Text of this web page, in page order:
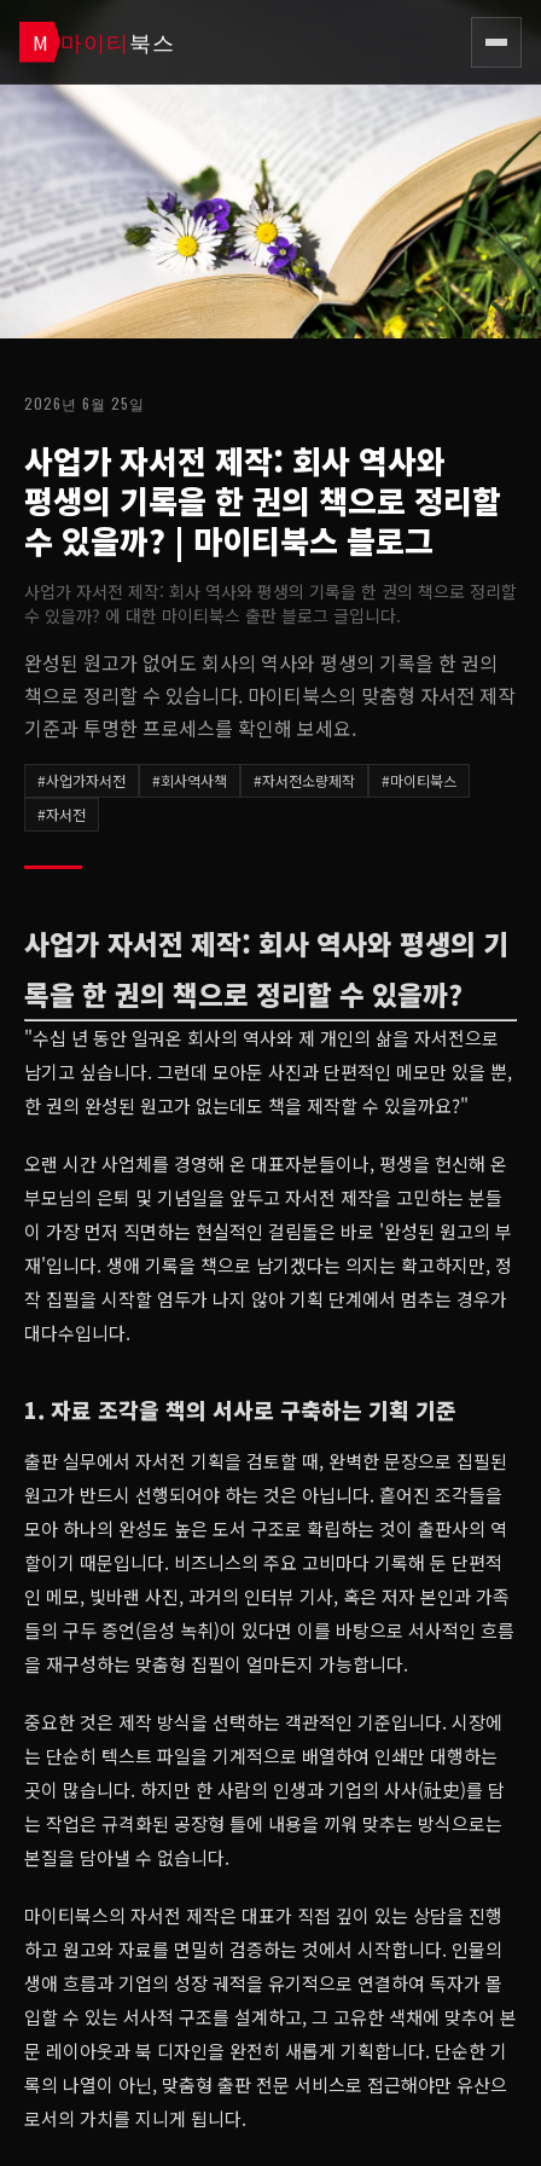
M 마이티북스
2026년 6월 25일
사업가 자서전 제작: 회사 역사와
평생의 기록을 한 권의 책으로 정리할
수 있을까? | 마이티북스 블로그
사업가 자서전 제작: 회사 역사와 평생의 기록을 한 권의 책으로 정리할
수 있을까? 에 대한 마이티북스 출판 블로그 글입니다.
완성된 원고가 없어도 회사의 역사와 평생의 기록을 한 권의
책으로 정리할 수 있습니다. 마이티북스의 맞춤형 자서전 제작
기준과 투명한 프로세스를 확인해 보세요.
#사업가자서전 #회사역사책 #자서전소량제작 #마이티북스
#자서전
사업가 자서전 제작: 회사 역사와 평생의 기
록을 한 권의 책으로 정리할 수 있을까?
"수십 년 동안 일궈온 회사의 역사와 제 개인의 삶을 자서전으로
남기고 싶습니다. 그런데 모아둔 사진과 단편적인 메모만 있을 뿐,
한 권의 완성된 원고가 없는데도 책을 제작할 수 있을까요?"
오랜 시간 사업체를 경영해 온 대표자분들이나, 평생을 헌신해 온
부모님의 은퇴 및 기념일을 앞두고 자서전 제작을 고민하는 분들
이 가장 먼저 직면하는 현실적인 걸림돌은 바로 '완성된 원고의 부
재'입니다. 생애 기록을 책으로 남기겠다는 의지는 확고하지만, 정
작 집필을 시작할 엄두가 나지 않아 기획 단계에서 멈추는 경우가
대다수입니다.
1. 자료 조각을 책의 서사로 구축하는 기획 기준
출판 실무에서 자서전 기획을 검토할 때, 완벽한 문장으로 집필된
원고가 반드시 선행되어야 하는 것은 아닙니다. 흩어진 조각들을
모아 하나의 완성도 높은 도서 구조로 확립하는 것이 출판사의 역
할이기 때문입니다. 비즈니스의 주요 고비마다 기록해 둔 단편적
인 메모, 빛바랜 사진, 과거의 인터뷰 기사, 혹은 저자 본인과 가족
들의 구두 증언(음성 녹취)이 있다면 이를 바탕으로 서사적인 흐름
을 재구성하는 맞춤형 집필이 얼마든지 가능합니다.
중요한 것은 제작 방식을 선택하는 객관적인 기준입니다. 시장에
는 단순히 텍스트 파일을 기계적으로 배열하여 인쇄만 대행하는
곳이 많습니다. 하지만 한 사람의 인생과 기업의 사사(社史)를 담
는 작업은 규격화된 공장형 틀에 내용을 끼워 맞추는 방식으로는
본질을 담아낼 수 없습니다.
마이티북스의 자서전 제작은 대표가 직접 깊이 있는 상담을 진행
하고 원고와 자료를 면밀히 검증하는 것에서 시작합니다. 인물의
생애 흐름과 기업의 성장 궤적을 유기적으로 연결하여 독자가 몰
입할 수 있는 서사적 구조를 설계하고, 그 고유한 색채에 맞추어 본
문 레이아웃과 북 디자인을 완전히 새롭게 기획합니다. 단순한 기
록의 나열이 아닌, 맞춤형 출판 전문 서비스로 접근해야만 유산으
로서의 가치를 지니게 됩니다.